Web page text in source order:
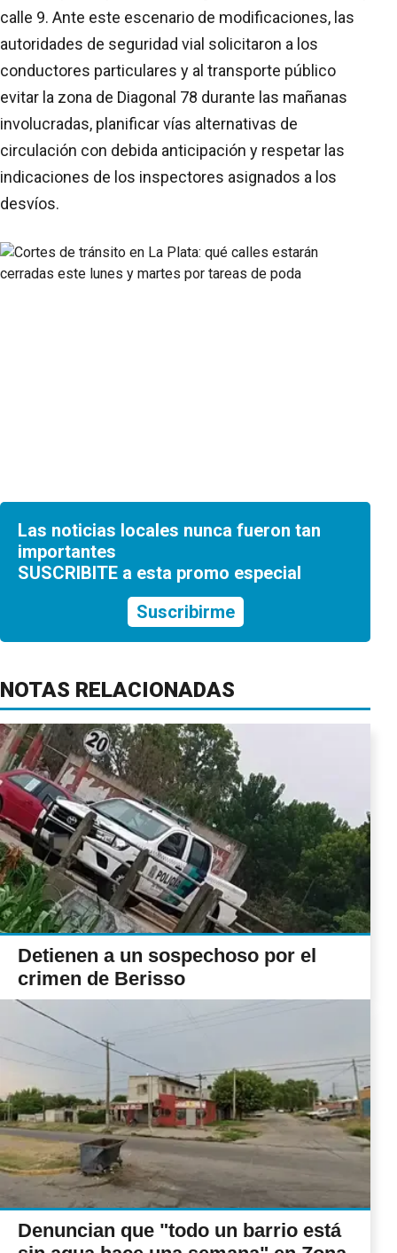
calle 9. Ante este escenario de modificaciones, las
autoridades de seguridad vial solicitaron a los
conductores particulares y al transporte público
evitar la zona de Diagonal 78 durante las mañanas
involucradas, planificar vías alternativas de
circulación con debida anticipación y respetar las
indicaciones de los inspectores asignados a los
desvíos.
Las noticias locales nunca fueron tan
importantes
SUSCRIBITE a esta promo especial
Suscribirme
NOTAS RELACIONADAS
Detienen a un sospechoso por el
crimen de Berisso
Denuncian que "todo un barrio está